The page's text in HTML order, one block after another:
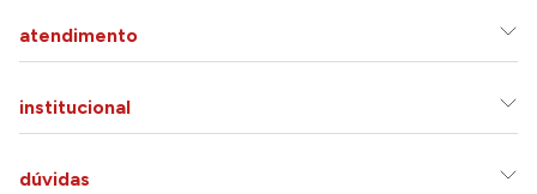
atendimento
institucional
dúvidas